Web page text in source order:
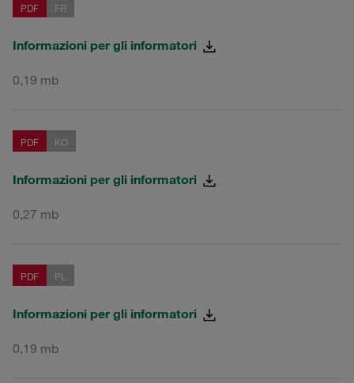
PDF FR
Informazioni per gli informatori
0,19 mb
PDF KO
Informazioni per gli informatori
0,27 mb
PDF PL
Informazioni per gli informatori
0,19 mb